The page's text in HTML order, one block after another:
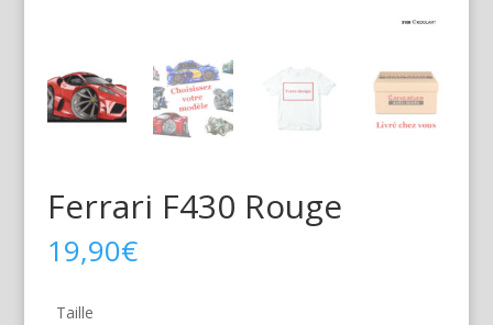
Ferrari F430 Rouge
19,90€
Taille